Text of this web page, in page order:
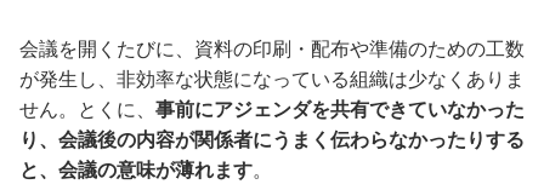
会議を開くたびに、資料の印刷・配布や準備のための工数
が発生し、非効率な状態になっている組織は少なくありま
せん。とくに、 事前にアジェンダを共有できていなかった
り、会議後の内容が関係者にうまく伝わらなかったりする
と、会議の意味が薄れます。